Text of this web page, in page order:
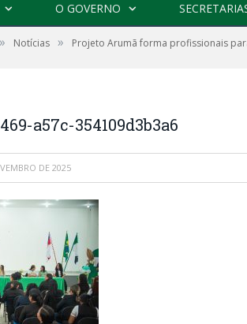
O GOVERNO
» Notícias » Projeto Arumã forma profissionais
a57c-354109d3b3a6
DE 2025